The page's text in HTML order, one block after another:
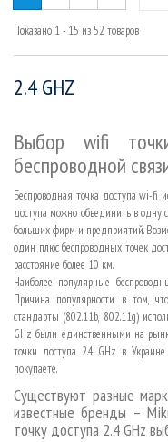
Показано 1 - 15 из 52 товаров
2.4 GHZ
Выбор wifi
беспроводной
Беспроводная точка доступа wi-fi
доступа можно объединить в одну
больших фирм и предприятий.
один плюс беспроводных точек
расстояние более 10 км.
Наиболее популярные
Причина популярности в том,
стандарты (802.11b, 802.11g)
GHz были единственными на
точки доступа 2.4 GHz в
покупаете.
Существуют разные
известные бренды –
точку доступа 2.4 GHz